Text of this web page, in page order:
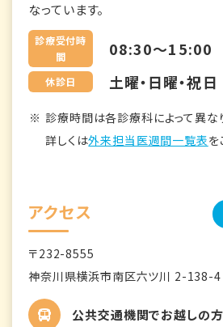
なっています。
診療受付時
間
08:30～15:00
休診日 土曜・日曜・祝日
診療時間は各診療科によって異な
詳しくは外来担当医週間一覧表を
アクセス
〒232-8555
神奈川県横浜市南区六ツ川 2-138-4
公共交通機関でお越しの方